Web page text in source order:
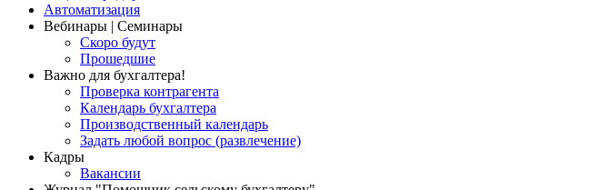
Автоматизация
Вебинары | Семинары
Скоро будут
Прошедшие
Важно для бухгалтера!
Проверка контрагента
Календарь бухгалтера
Производственный календарь
Задать любой вопрос (развлечение)
Кадры
Вакансии